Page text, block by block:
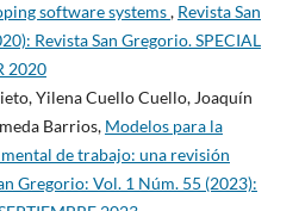
software systems, Revista San
Revista San Gregorio. SPECIAL
2020
Yilena Cuello Cuello, Joaquín
Barrios, Modelos para la
de trabajo: una revisión
Gregorio: Vol. 1 Núm. 55 (2023):